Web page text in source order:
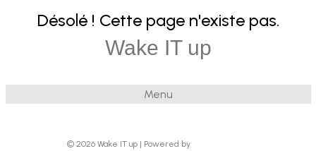
Wake IT up
Menu
Désolé ! Cette page n'existe pas.
© 2026 Wake IT up | Powered by